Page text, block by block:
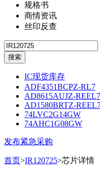
规格书
商情资讯
丝印反查
IC现货库存
ADF4351BCPZ-RL7
AD8615AUJZ-REEL7
AD1580BRTZ-
74LVC2G14GW
74AHC1G08GW
发布紧急采购
首页>IR120725>芯片详情